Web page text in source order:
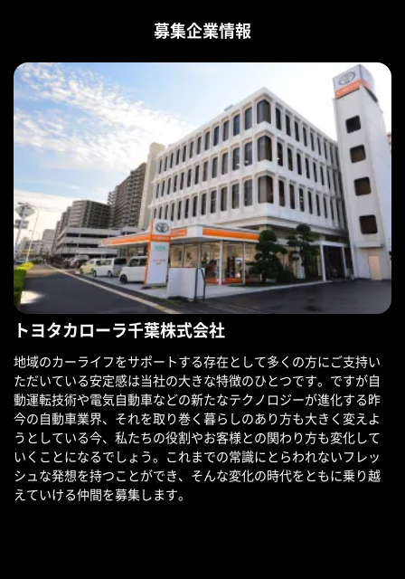
募集企業情報
トヨタカローラ千葉株式会社
地域のカーライフをサポートする存在として多くの方にご支持い
ただいている安定感は当社の大きな特徴のひとつです。ですが自
動運転技術や電気自動車などの新たなテクノロジーが進化する昨
今の自動車業界、それを取り巻く暮らしのあり方も大きく変えよ
うとしている今、私たちの役割やお客様との関わり方も変化して
いくことになるでしょう。これまでの常識にとらわれないフレッ
シュな発想を持つことができ、そんな変化の時代をともに乗り越
えていける仲間を募集します。